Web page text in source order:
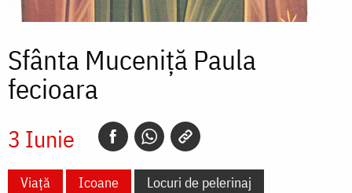
Sfânta Muceniță Paula
fecioara
3 Iunie
Viață Icoane
Locuri de pelerinaj